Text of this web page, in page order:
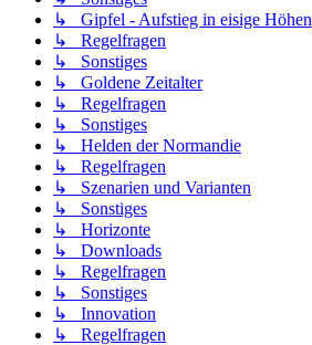
↳ Gipfel - Aufstieg in eisige Höhen
↳ Regelfragen
↳ Sonstiges
↳ Goldene Zeitalter
↳ Regelfragen
↳ Sonstiges
↳ Helden der Normandie
↳ Regelfragen
↳ Szenarien und Varianten
↳ Sonstiges
↳ Horizonte
↳ Downloads
↳ Regelfragen
↳ Sonstiges
↳ Innovation
↳ Regelfragen